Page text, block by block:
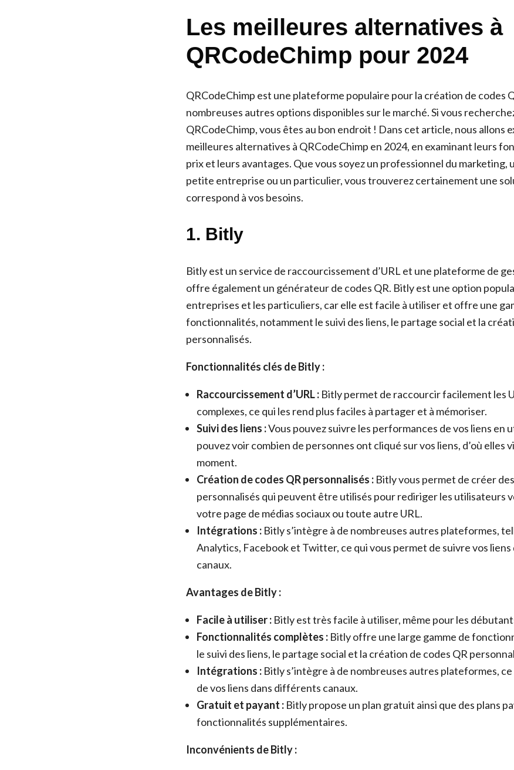
Les meilleures alternatives à
QRCodeChimp pour 2024
QRCodeChimp est une plateforme populaire pour la création de codes
nombreuses autres options disponibles sur le marché. Si vous
QRCodeChimp, vous êtes au bon endroit ! Dans cet article, nous allons
meilleures alternatives à QRCodeChimp en 2024, en examinant leurs
prix et leurs avantages. Que vous soyez un professionnel du marketing,
petite entreprise ou un particulier, vous trouverez certainement une
correspond à vos besoins.
1. Bitly
Bitly est un service de raccourcissement d’URL et une plateforme de
offre également un générateur de codes QR. Bitly est une option
entreprises et les particuliers, car elle est facile à utiliser et offre une
fonctionnalités, notamment le suivi des liens, le partage social et la
personnalisés.
Fonctionnalités clés de Bitly :
Raccourcissement d’URL : Bitly permet de raccourcir facilement les
complexes, ce qui les rend plus faciles à partager et à mémoriser.
Suivi des liens :Vous pouvez suivre les performances de vos liens en
pouvez voir combien de personnes ont cliqué sur vos liens, d’où elles
moment.
Création de codes QR personnalisés : Bitly vous permet de créer
personnalisés qui peuvent être utilisés pour rediriger les utilisateurs
votre page de médias sociaux ou toute autre URL.
Intégrations : Bitly s’intègre à de nombreuses autres plateformes,
Analytics, Facebook et Twitter, ce qui vous permet de suivre vos
canaux.
Avantages de Bitly :
Facile à utiliser : Bitly est très facile à utiliser, même pour les
Fonctionnalités complètes : Bitly offre une large gamme de
le suivi des liens, le partage social et la création de codes QR
Intégrations : Bitly s’intègre à de nombreuses autres plateformes,
de vos liens dans différents canaux.
Gratuit et payant : Bitly propose un plan gratuit ainsi que des plans
fonctionnalités supplémentaires.
Inconvénients de Bitly :